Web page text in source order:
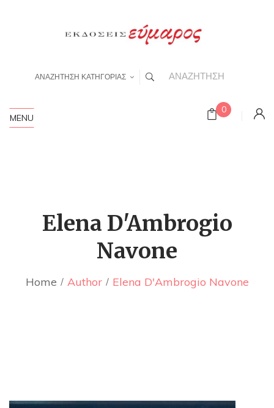
ΑΝΑΖΗΤΗΣΗ ΚΑΤΗΓΟΡΙΑΣ
0
MENU
Elena D'Ambrogio
Navone
Home Author Elena D'Ambrogio Navone